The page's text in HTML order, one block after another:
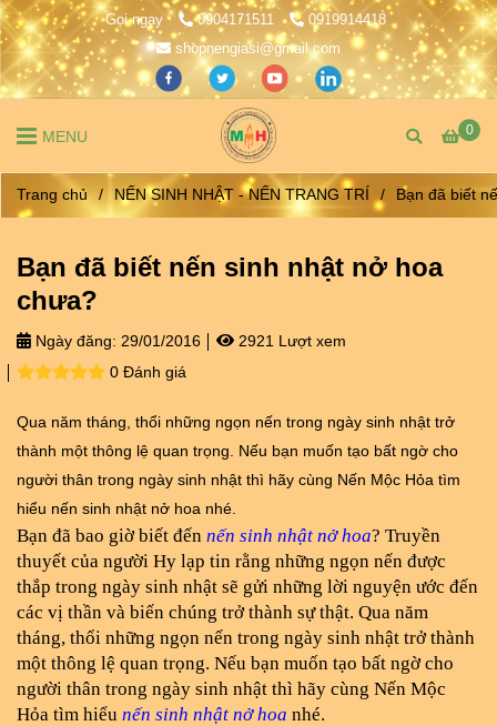
Gọi ngay 0904171511
0919914418
shopnengiasi@gmail.com
0
MENU
Trang chủ / NẾN SINH NHẬT - NẾN TRANG TRÍ / Bạn đã biết
Bạn đã biết nến sinh nhật nở hoa
chưa?
Ngày đăng: 29/01/2016
2921 Lượt xem
0 Đánh giá
Qua năm tháng, thổi những ngọn nến trong ngày sinh nhật trở
thành một thông lệ quan trọng. Nếu bạn muốn tạo bất ngờ cho
người thân trong ngày sinh nhật thì hãy cùng Nến Mộc Hỏa tìm
hiểu nến sinh nhật nở hoa nhé.
Bạn đã bao giờ biết đến nến sinh nhật nở hoa? Truyền
thuyết của người Hy lạp tin rằng những ngọn nến được
thắp trong ngày sinh nhật sẽ gửi những lời nguyện ước đến
các vị thần và biến chúng trở thành sự thật. Qua năm
tháng, thổi những ngọn nến trong ngày sinh nhật trở thành
một thông lệ quan trọng. Nếu bạn muốn tạo bất ngờ cho
người thân trong ngày sinh nhật thì hãy cùng Nến Mộc
Hỏa tìm hiểu nến sinh nhật nở hoa nhé.